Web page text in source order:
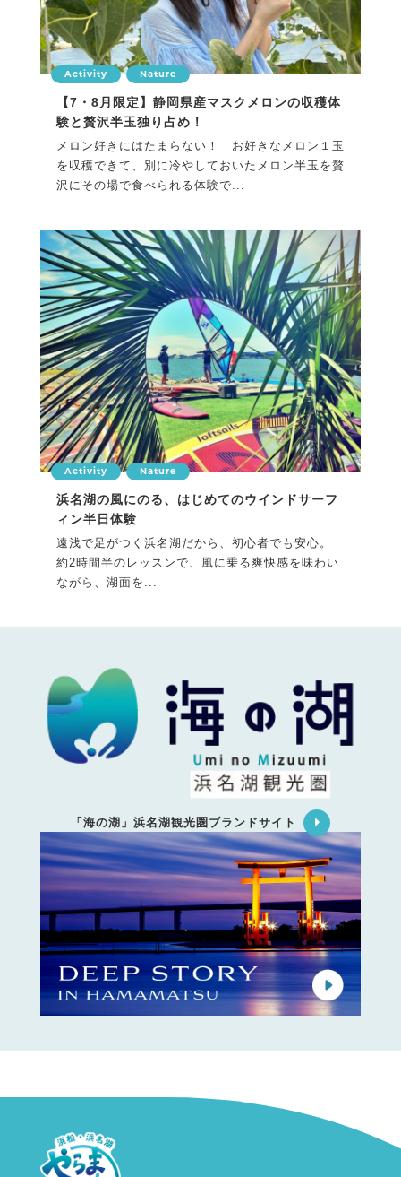
Activity Nature
【7・8月限定】静岡県産マスクメロンの収穫体
験と贅沢半玉独り占め！
メロン好きにはたまらない！ お好きなメロン１玉
を収穫できて、別に冷やしておいたメロン半玉を贅
沢にその場で食べられる体験で...
Activity Nature
浜名湖の風にのる、はじめてのウインドサーフ
ィン半日体験
遠浅で足がつく浜名湖だから、初心者でも安心。
約2時間半のレッスンで、風に乗る爽快感を味わい
ながら、湖面を...
「海の湖」浜名湖観光圏ブランドサイト